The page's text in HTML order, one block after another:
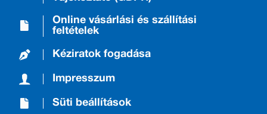
Online vásárlási és szállítási
feltételek
Kéziratok fogadása
Impresszum
Süti beállítások